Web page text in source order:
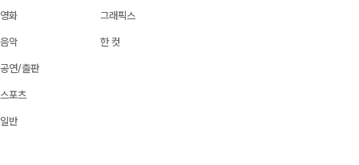
영화
음악
공연/출판
스포츠
일반
그래픽스
한 컷